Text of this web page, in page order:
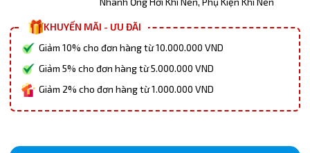
KHUYẾN MÃI - ƯU ĐÃI
Giảm 10% cho đơn hàng từ 10.000.000 VND
Giảm 5% cho đơn hàng từ 5.000.000 VND
Giảm 2% cho đơn hàng từ 1.000.000 VND